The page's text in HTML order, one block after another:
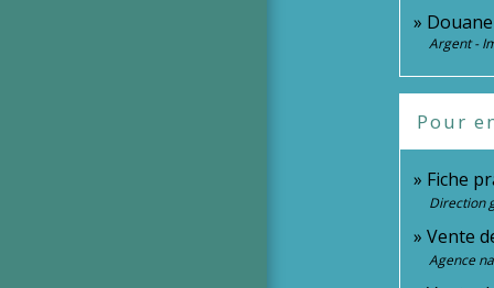
Argent -
Pour
Fiche
Direction
Vente
Agence